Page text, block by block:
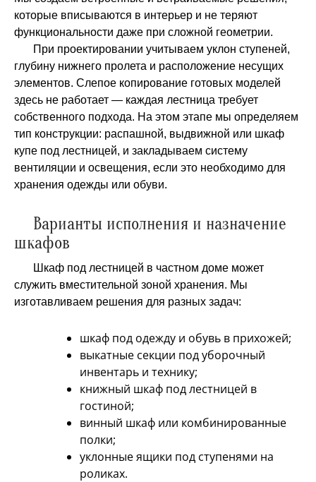
которые вписываются в интерьер и не теряют
функциональности даже при сложной геометрии.
При проектировании учитываем уклон ступеней,
глубину нижнего пролета и расположение несущих
элементов. Слепое копирование готовых моделей
здесь не работает — каждая лестница требует
собственного подхода. На этом этапе мы определяем
тип конструкции: распашной, выдвижной или шкаф
купе под лестницей, и закладываем систему
вентиляции и освещения, если это необходимо для
хранения одежды или обуви.
Варианты исполнения и назначение
шкафов
Шкаф под лестницей в частном доме может
служить вместительной зоной хранения. Мы
изготавливаем решения для разных задач:
шкаф под одежду и обувь в прихожей;
выкатные секции под уборочный
инвентарь и технику;
книжный шкаф под лестницей в
гостиной;
винный шкаф или комбинированные
полки;
уклонные ящики под ступенями на
роликах.